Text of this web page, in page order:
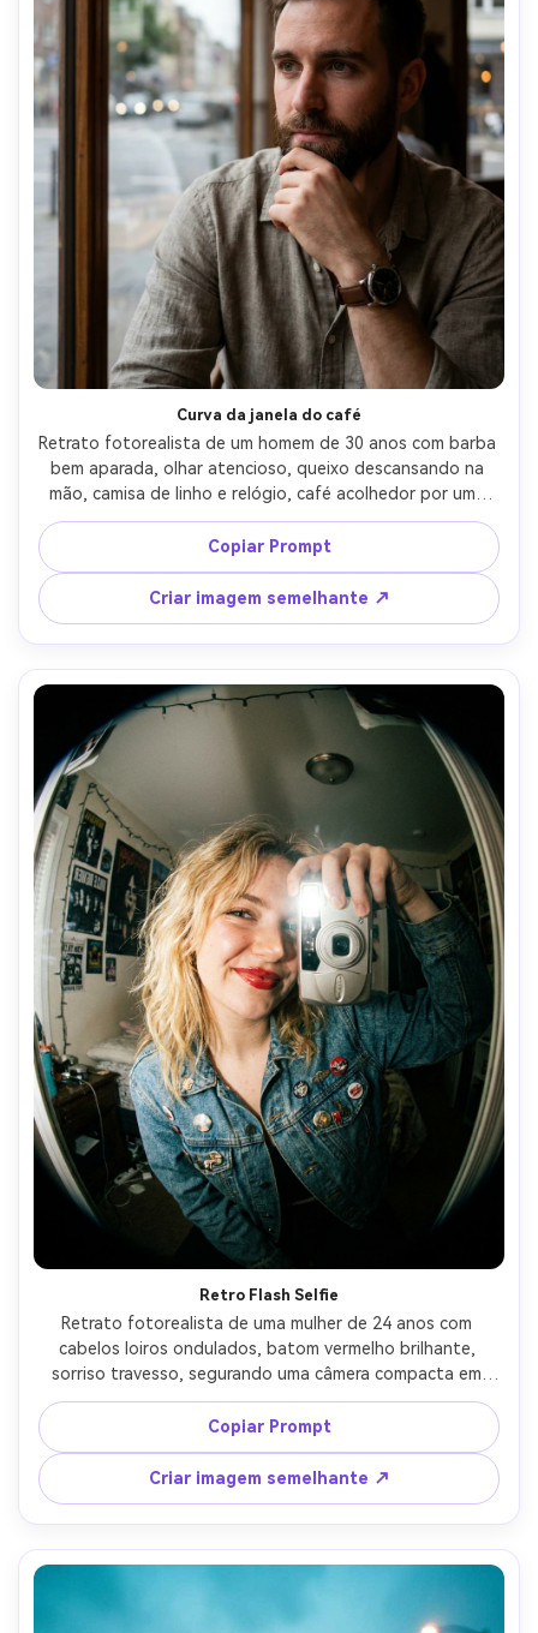
Curva da janela do café
Retrato fotorealista de um homem de 30 anos com barba
bem aparada, olhar atencioso, queixo descansando na
mão, camisa de linho e relógio, café acolhedor por uma
grande janela, bokeh de rua da cidade fora, luz do dia
nublada suave mais luzes práticas quentes, Fujifilm
GFX100S, lente olho de peixe de 12mm f/4, molduras
close-up com moldura da janela curvando nas bordas,
humor íntimo, sombras naturais, alto detalhe, olhos
afiados-AR 4:5
Copiar Prompt
Criar imagem semelhante ↗
Retro Flash Selfie
Retrato fotorealista de uma mulher de 24 anos com
cabelos loiros ondulados, batom vermelho brilhante,
sorriso travesso, segurando uma câmera compacta em
direção ao espectador, jaqueta jeans vintage com
alfinetes, cena do espelho do quarto com pôsteres e
luzes de fadas, flash pop na câmera com deep falloff,
Sony A7C II, lente olho de peixe de 8mm f/5, composição
apertada face para frente com proximidade exagerada,
bordas curvas da sala, estética flash crocante, textura
realista da pele, alta resolução-AR 4:5
Copiar Prompt
Criar imagem semelhante ↗